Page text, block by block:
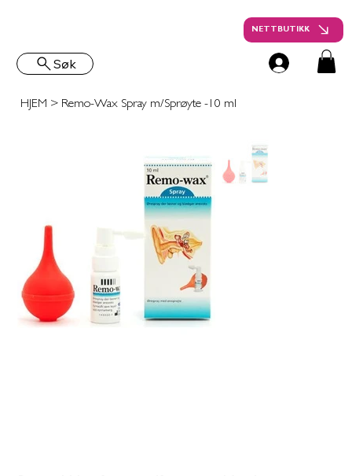
Søk
NETTBUTIKK
HJEM > Remo-Wax Spray m/Sprøyte -10 ml